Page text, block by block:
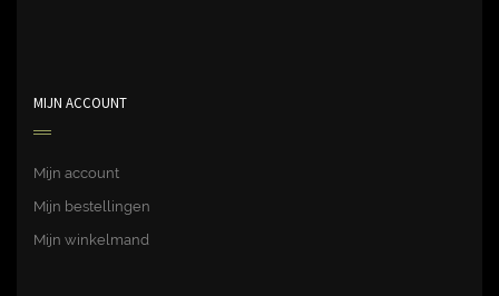
MIJN ACCOUNT
Mijn account
Mijn bestellingen
Mijn winkelmand